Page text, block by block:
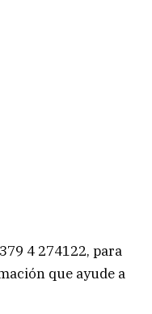
4 274122, para
que ayude a